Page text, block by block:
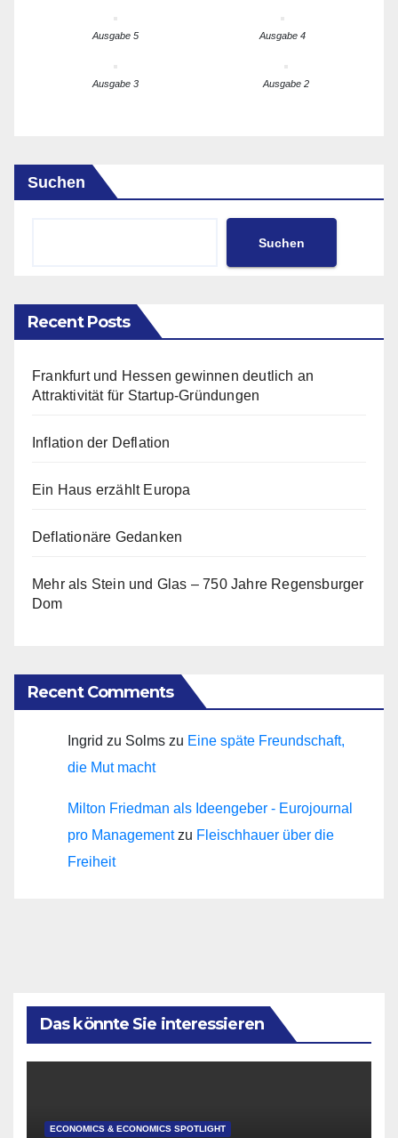
Ausgabe 5 Ausgabe 4
Ausgabe 3 Ausgabe 2
Suchen
Suchen
Recent Posts
Frankfurt und Hessen gewinnen deutlich an
Attraktivität für Startup-Gründungen
Inflation der Deflation
Ein Haus erzählt Europa
Deflationäre Gedanken
Mehr als Stein und Glas – 750 Jahre Regensburger
Dom
Recent Comments
Ingrid zu Solms zu Eine späte Freundschaft,
die Mut macht
Milton Friedman als Ideengeber - Eurojournal
pro Managementzu Fleischhauer über die
Freiheit
Das könnte Sie interessieren
ECONOMICS & ECONOMICS SPOTLIGHT